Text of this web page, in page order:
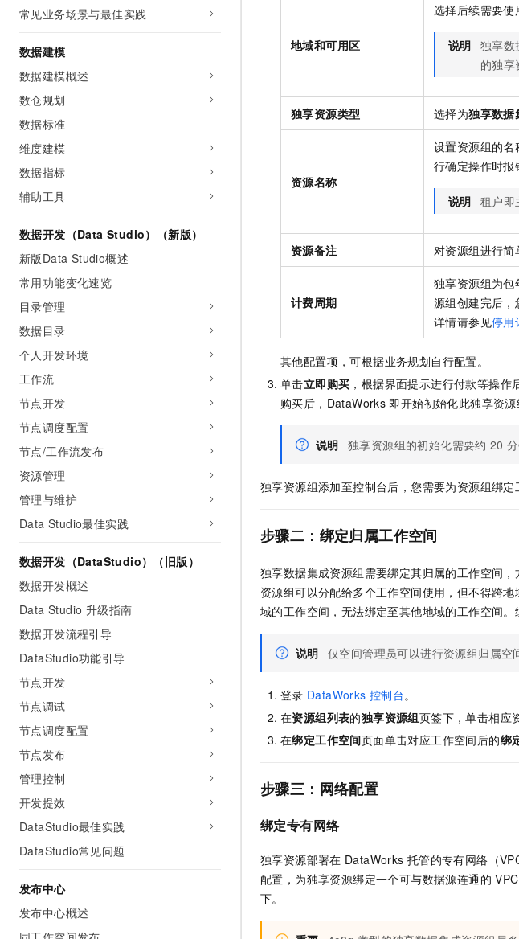
常见业务场景与最佳实践
数据建模
数据建模概述
数仓规划
数据标准
维度建模
数据指标
辅助工具
数据开发（Data Studio）（新版）
新版Data Studio概述
常用功能变化速览
目录管理
数据目录
个人开发环境
工作流
节点开发
节点调度配置
节点/工作流发布
资源管理
管理与维护
Data Studio最佳实践
数据开发（DataStudio）（旧版）
数据开发概述
Data Studio 升级指南
数据开发流程引导
DataStudio功能引导
节点开发
节点调试
节点调度配置
节点发布
管理控制
开发提效
DataStudio最佳实践
DataStudio常见问题
发布中心
发布中心概述
地域和可用区
选择后续需要使
说明 独享数
的独享
独享资源类型 选择为独享数据
资源名称
设置资源组的
行确定操作时报
说明 租户即
资源备注 对资源组进行简
计费周期
独享资源组为
源组创建完后
详情请参见停用
其他配置项，可根据业务规划自行配置。
单击立即购买 ，根据界面提示进行付款等操作
购买后，DataWorks 即开始初始化此独享资
说明 独享资源组的初始化需要约 20
独享资源组添加至控制台后，您需要为资源组绑
步骤二：绑定归属工作空间
独享数据集成资源组需要绑定其归属的工作空间
资源组可以分配给多个工作空间使用，但不得跨
域的工作空间，无法绑定至其他地域的工作空间。
说明 仅空间管理员可以进行资源组归属空
登录 DataWorks 控制台。
在资源组列表的独享资源组页签下，单击相应
在绑定工作空间页面单击对应工作空间后的绑
步骤三：网络配置
绑定专有网络
独享资源部署在 DataWorks 托管的专有网络（
配置，为独享资源绑定一个可与数据源连通的
下。